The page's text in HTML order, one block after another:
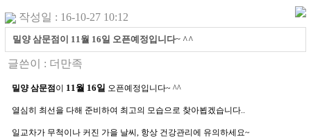
작성일 : 16-10-27 10:12
밀양 삼문점이 11월 16일 오픈예정입니다~ ^^
글쓴이 : 더만족
밀양 삼문점 이 11월 16일 오픈예정입니다~ ^^
열심히 최선을 다해 준비하여 최고의 모습으로 찾아뵙겠습니다..
일교차가 무척이나 커진 가을 날씨, 항상 건강관리에 유의하세요~